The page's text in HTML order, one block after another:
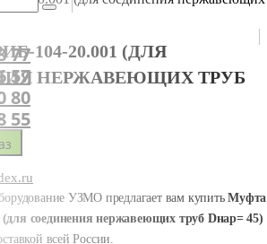
77
57
80
55
104-20.001 (ДЛЯ
НЕРЖАВЕЮЩИХ ТРУБ
УЗМО предлагает вам купитьМуфта
соединения нержавеющих труб Dнар= 45)
всей России.